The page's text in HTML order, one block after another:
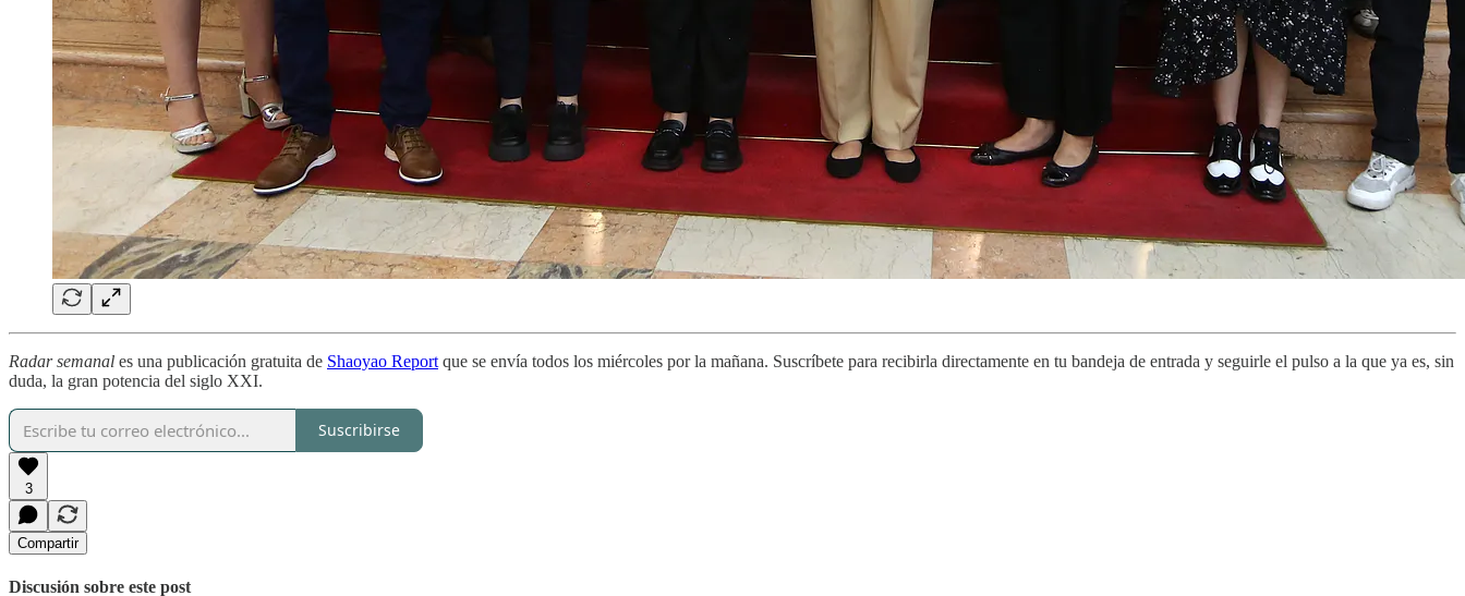
Radar semanal es una publicación gratuita de Shaoyao Report que se envía todos los miércoles por la mañana. Suscríbete para recibirla directamente en tu bandeja de entrada y seguirle el pulso a la que ya es, sin
duda, la gran potencia del siglo XXI.
Suscribirse
3
Compartir
Discusión sobre este post